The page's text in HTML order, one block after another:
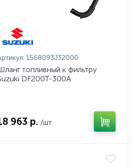
1568093J32000
топливный к фильтру
DF200T-300A
963 р. /шт